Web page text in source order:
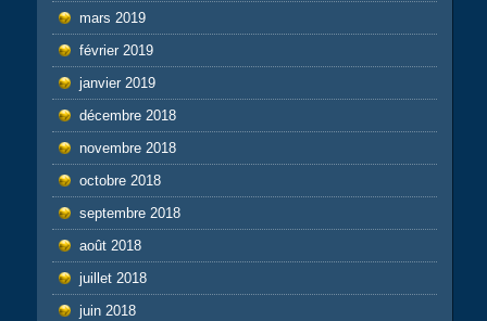
mars 2019
février 2019
janvier 2019
décembre 2018
novembre 2018
octobre 2018
septembre 2018
août 2018
juillet 2018
juin 2018